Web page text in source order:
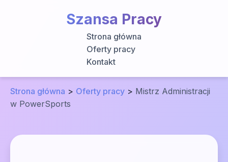
Szansa Pracy
Strona główna
Oferty pracy
Kontakt
Strona główna > Oferty pracy > Mistrz Administracji
w PowerSports